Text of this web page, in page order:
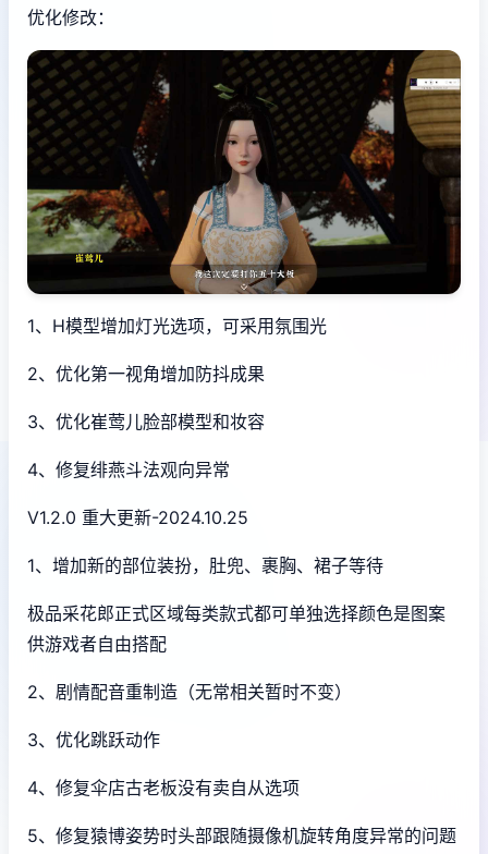
优化修改：
1、H模型增加灯光选项，可采用氛围光
2、优化第一视角增加防抖成果
3、优化崔莺儿脸部模型和妆容
4、修复绯燕斗法观向异常
V1.2.0 重大更新-2024.10.25
1、增加新的部位装扮，肚兜、裹胸、裙子等待
极品采花郎正式区域每类款式都可单独选择颜色是图案
供游戏者自由搭配
2、剧情配音重制造（无常相关暂时不变）
3、优化跳跃动作
4、修复伞店古老板没有卖自从选项
5、修复猿博姿势时头部跟随摄像机旋转角度异常的问题